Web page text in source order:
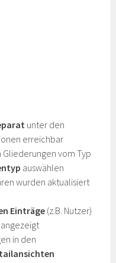
unter den
erreichbar
Gliederungen vom Typ
auswählen
wurden aktualisiert
Einträge (z.B. Nutzer)
in den